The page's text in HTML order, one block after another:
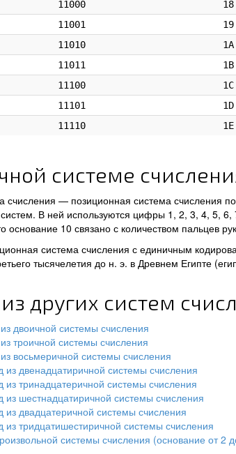
11000
18
11001
19
11010
1A
11011
1B
11100
1C
11101
1D
11110 1E
системе
счисления — позиционная система счисления
В ней используются цифры 1, 2, 3, 4, 5,
основание 10 связано с количеством пальцев
система счисления с единичным
тысячелетия до н. э. в Древнем Египте
других систем
двоичной системы счисления
троичной системы счисления
восьмеричной системы счисления
двенадцатиричной системы счисления
тринадцатеричной системы счисления
шестнадцатиричной системы счисления
двадцатеричной системы счисления
тридцатишестиричной системы счисления
системы счисления (основание от 2